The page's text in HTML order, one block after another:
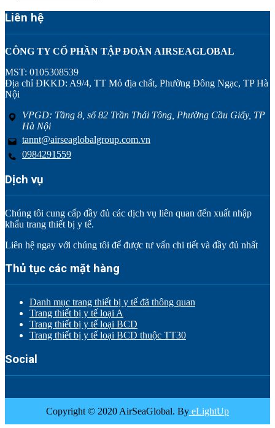
Liên hệ
CÔNG TY CỔ PHẦN TẬP ĐOÀN AIRSEAGLOBAL
MST: 0105308539
Địa chỉ ĐKKD: A9/4, TT Mỏ địa chất, Phường Đông Ngạc, TP Hà
Nội
VPGD: Tầng 8, số 82 Trần Thái Tông, Phường Cầu Giấy, TP
Hà Nội
tannt@airseaglobalgroup.com.vn
0984291559
Dịch vụ
Chúng tôi cung cấp đầy đủ các dịch vụ liên quan đến xuất nhập
khẩu trang thiết bị y tế.
Liên hệ ngay với chúng tôi để được tư vấn chi tiết và đầy đủ nhất
Thủ tục các mặt hàng
Danh mục trang thiết bị y tế đã thông quan
Trang thiết bị y tế loại A
Trang thiết bị y tế loại BCD
Trang thiết bị y tế loại BCD thuộc TT30
Social
Copyright © 2020 AirSeaGlobal. By eLightUp